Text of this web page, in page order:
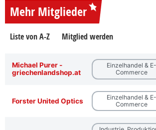
Mehr Mitglieder
Liste von A-Z Mitglied werden
Michael Purer -
griechenlandshop.at
Einzelhandel & E-
Commerce
Forster United Optics
Einzelhandel & E-
Commerce